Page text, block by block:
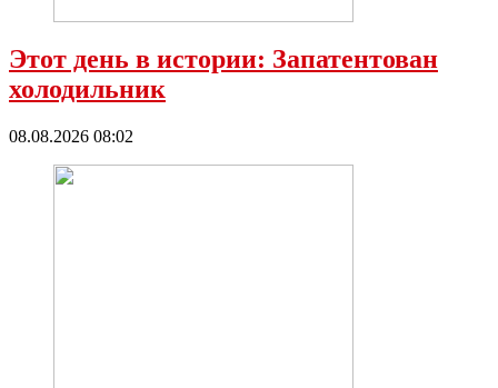
Этот день в истории: Запатентован
холодильник
08.08.2026 08:02